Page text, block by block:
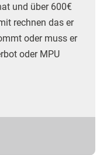
und über 600€
rechnen das er
oder muss er
oder MPU